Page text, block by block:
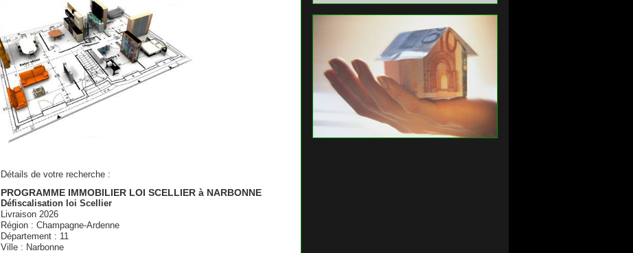
Détails de votre recherche :
PROGRAMME IMMOBILIER LOI SCELLIER à NARBONNE
Défiscalisation loi Scellier
Livraison 2026
Région : Champagne-Ardenne
Département : 11
Ville : Narbonne